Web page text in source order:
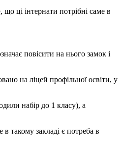
ці інтернати потрібні саме в
повісити на нього замок і
на ліцей профільної освіти, у
набір до 1 класу), а
в такому закладі є потреба в